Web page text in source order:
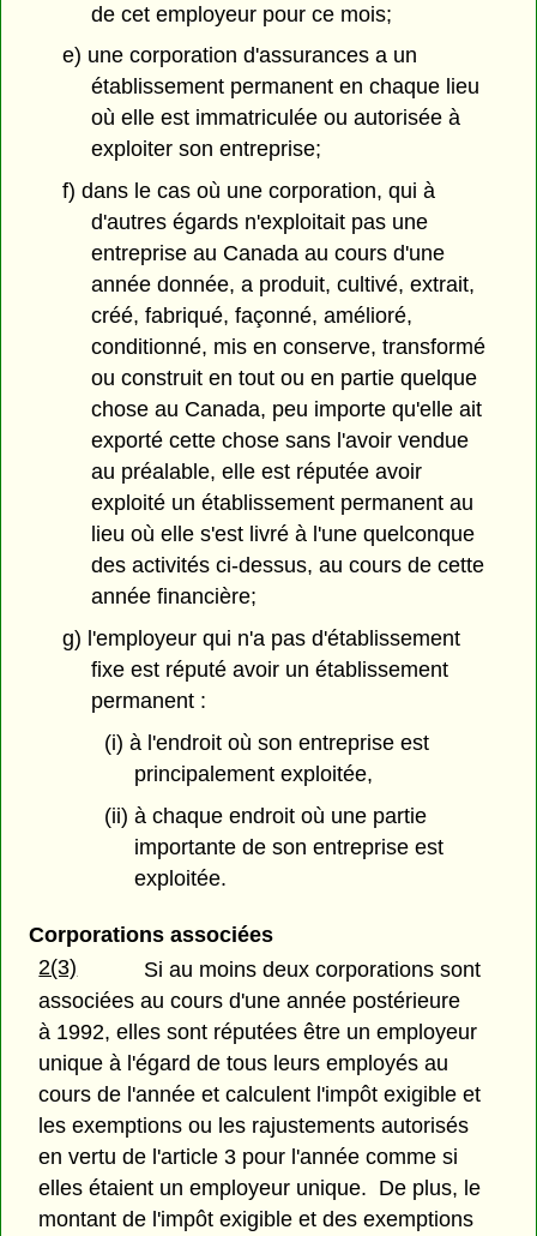
de cet employeur pour ce mois;
e) une corporation d'assurances a un
établissement permanent en chaque lieu
où elle est immatriculée ou autorisée à
exploiter son entreprise;
f) dans le cas où une corporation, qui à
d'autres égards n'exploitait pas une
entreprise au Canada au cours d'une
année donnée, a produit, cultivé, extrait,
créé, fabriqué, façonné, amélioré,
conditionné, mis en conserve, transformé
ou construit en tout ou en partie quelque
chose au Canada, peu importe qu'elle ait
exporté cette chose sans l'avoir vendue
au préalable, elle est réputée avoir
exploité un établissement permanent au
lieu où elle s'est livré à l'une quelconque
des activités ci-dessus, au cours de cette
année financière;
g) l'employeur qui n'a pas d'établissement
fixe est réputé avoir un établissement
permanent :
(i) à l'endroit où son entreprise est
principalement exploitée,
(ii) à chaque endroit où une partie
importante de son entreprise est
exploitée.
Corporations associées
2(3)
Si au moins deux corporations sont
associées au cours d'une année postérieure
à 1992, elles sont réputées être un employeur
unique à l'égard de tous leurs employés au
cours de l'année et calculent l'impôt exigible et
les exemptions ou les rajustements autorisés
en vertu de l'article 3 pour l'année comme si
elles étaient un employeur unique. De plus, le
montant de l'impôt exigible et des exemptions